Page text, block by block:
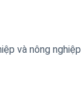
và nông nghiệp